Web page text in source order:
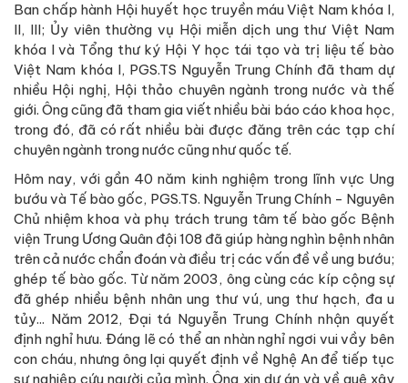
Ban chấp hành Hội huyết học truyền máu Việt Nam khóa I,
II, III; Ủy viên thường vụ Hội miễn dịch ung thư Việt Nam
khóa I và Tổng thư ký Hội Y học tái tạo và trị liệu tế bào
Việt Nam khóa I, PGS.TS Nguyễn Trung Chính đã tham dự
nhiều Hội nghị, Hội thảo chuyên ngành trong nước và thế
giới. Ông cũng đã tham gia viết nhiều bài báo cáo khoa học,
trong đó, đã có rất nhiều bài được đăng trên các tạp chí
chuyên ngành trong nước cũng như quốc tế.
Hôm nay, với gần 40 năm kinh nghiệm trong lĩnh vực Ung
bướu và Tế bào gốc, PGS.TS. Nguyễn Trung Chính - Nguyên
Chủ nhiệm khoa và phụ trách trung tâm tế bào gốc Bệnh
viện Trung Ương Quân đội 108 đã giúp hàng nghìn bệnh nhân
trên cả nước chẩn đoán và điều trị các vấn đề về ung bướu;
ghép tế bào gốc. Từ năm 2003, ông cùng các kíp cộng sự
đã ghép nhiều bệnh nhân ung thư vú, ung thư hạch, đa u
tủy... Năm 2012, Đại tá Nguyễn Trung Chính nhận quyết
định nghỉ hưu. Đáng lẽ có thể an nhàn nghỉ ngơi vui vầy bên
con cháu, nhưng ông lại quyết định về Nghệ An để tiếp tục
sự nghiệp cứu người của mình. Ông xin dự án và về quê xây